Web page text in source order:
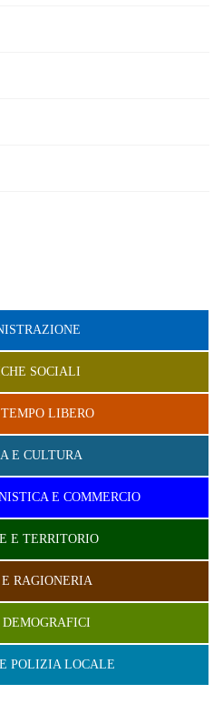
SOCIALI
TEMPO LIBERO
E CULTURA
E COMMERCIO
E TERRITORIO
RAGIONERIA
POLIZIA LOCALE